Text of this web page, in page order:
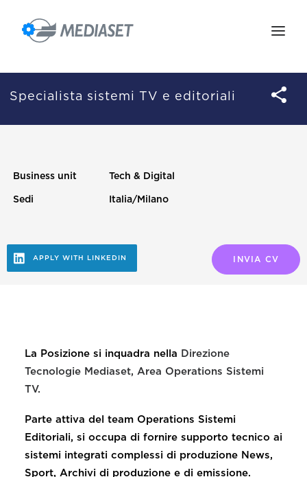
IL GRUPPO
LE PERSONE
Specialista sistemi TV e editoriali
Business unit Tech & Digital
Sedi Italia/Milano
La Posizione si inquadra nella Direzione
Tecnologie Mediaset, Area Operations Sistemi
TV.
Parte attiva del team Operations Sistemi
Editoriali, si occupa di fornire supporto tecnico ai
sistemi integrati complessi di produzione News,
Sport, Archivi di produzione e di emissione.